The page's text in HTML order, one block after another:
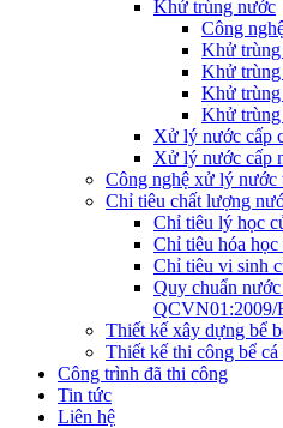
Khử trùng nước
Công
Khử trùng
Khử
Khử trùng
Khử trùng
Xử lý nước cấp
Xử lý nước cấp
Công nghệ xử lý nước
Chỉ tiêu chất lượng
Chỉ tiêu lý học
Chỉ tiêu hóa học
Chỉ tiêu vi sinh
Quy chuẩn
Thiết kế xây dựng bể
Thiết kế thi công bể
Công trình đã thi công
Tin tức
Liên hệ